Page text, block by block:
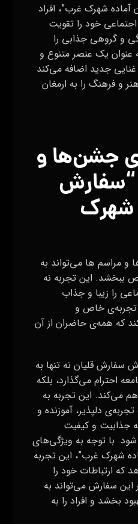
آماده شهرک غرب”، افراد
اجتماعی خود را تقویت
و گروهی جذابی را
عنوان یک عنصر متنوع و
جدید اضافه می‌کند
و فرهنگ را به ارمغان
جشن‌ها و
“سفارش
شهرک
و مراسم ها می‌تواند به
ببخشد. این تجربه نه
را زیبا و جذاب
تجربه‌ی خاص و
که همه‌ی حاضران از آن
سفارش قلیان نه تنها به
احترام می‌گذارد، بلکه
می‌کند. این تجربه به
دلپذیر، آموزنده و
جذابیت و کیفیت
با توجه به ویژگی‌های
شهرک غرب”، این تجربه
که ارتباطات خود را
سفارش می‌تواند به
بخشد و افراد را به